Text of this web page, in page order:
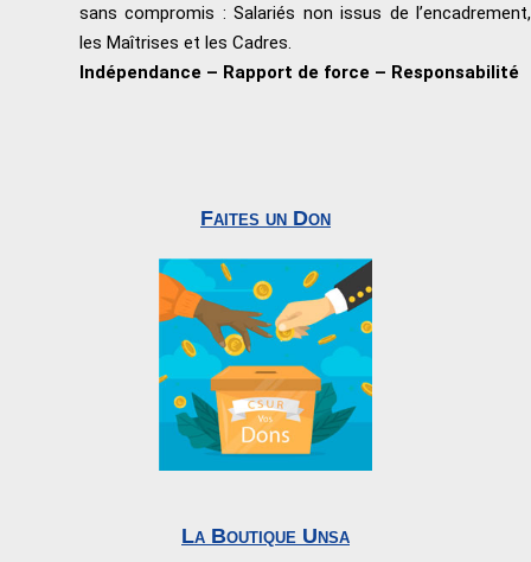
sans compromis : Salariés non issus de l’encadrement,
les Maîtrises et les Cadres.
Indépendance – Rapport de force – Responsabilité
Faites un Don
La Boutique Unsa